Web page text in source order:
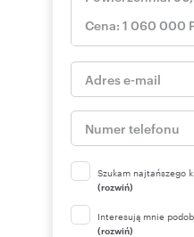
Szukam najtańszego
(rozwiń)
Interesują mnie
(rozwiń)